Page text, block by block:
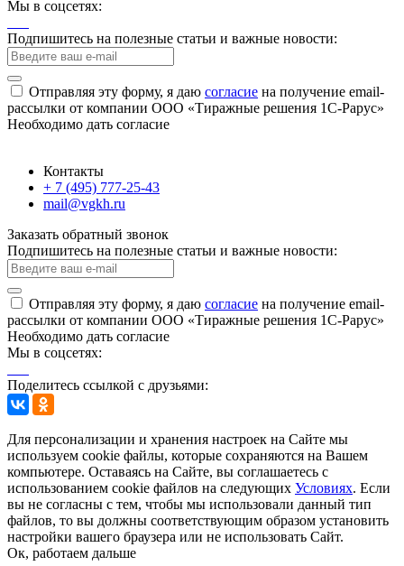
Мы в соцсетях:
Подпишитесь на полезные статьи и важные новости:
Отправляя эту форму, я даю согласие на получение email-
рассылки от компании ООО «Тиражные решения 1С-Рарус»
Необходимо дать согласие
Контакты
+ 7 (495) 777-25-43
mail@vgkh.ru
Заказать обратный звонок
Подпишитесь на полезные статьи и важные новости:
Отправляя эту форму, я даю согласие на получение email-
рассылки от компании ООО «Тиражные решения 1С-Рарус»
Необходимо дать согласие
Мы в соцсетях:
Поделитесь ссылкой с друзьями:
Для персонализации и хранения настроек на Сайте мы
используем cookie файлы, которые сохраняются на Вашем
компьютере. Оставаясь на Сайте, вы соглашаетесь с
использованием cookie файлов на следующих Условиях. Если
вы не согласны с тем, чтобы мы использовали данный тип
файлов, то вы должны соответствующим образом установить
настройки вашего браузера или не использовать Сайт.
Ок, работаем дальше